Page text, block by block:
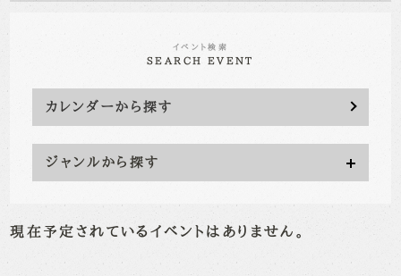
イベント検索
SEARCH EVENT
カレンダーから探す
ジャンルから探す
現在予定されているイベントはありません。